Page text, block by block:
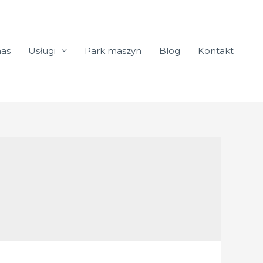
Usługi Park maszyn Blog Kontakt